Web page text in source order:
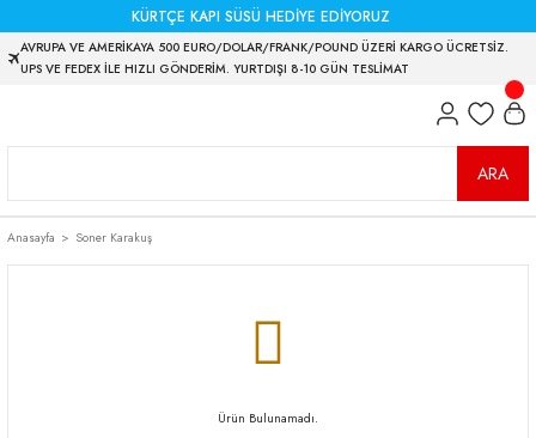
KÜRTÇE KAPI SÜSÜ HEDİYE EDİYORUZ
AVRUPA VE AMERİKAYA 500 EURO/DOLAR/FRANK/POUND ÜZERİ KARGO ÜCRETSİZ.
UPS VE FEDEX İLE HIZLI GÖNDERİM. YURTDIŞI 8-10 GÜN TESLİMAT
ARA
Anasayfa Soner Karakuş
Ürün Bulunamadı.